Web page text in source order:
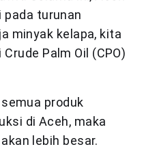
pada turunan
minyak kelapa, kita
Palm Oil (CPO)
produk
di Aceh, maka
lebih besar.